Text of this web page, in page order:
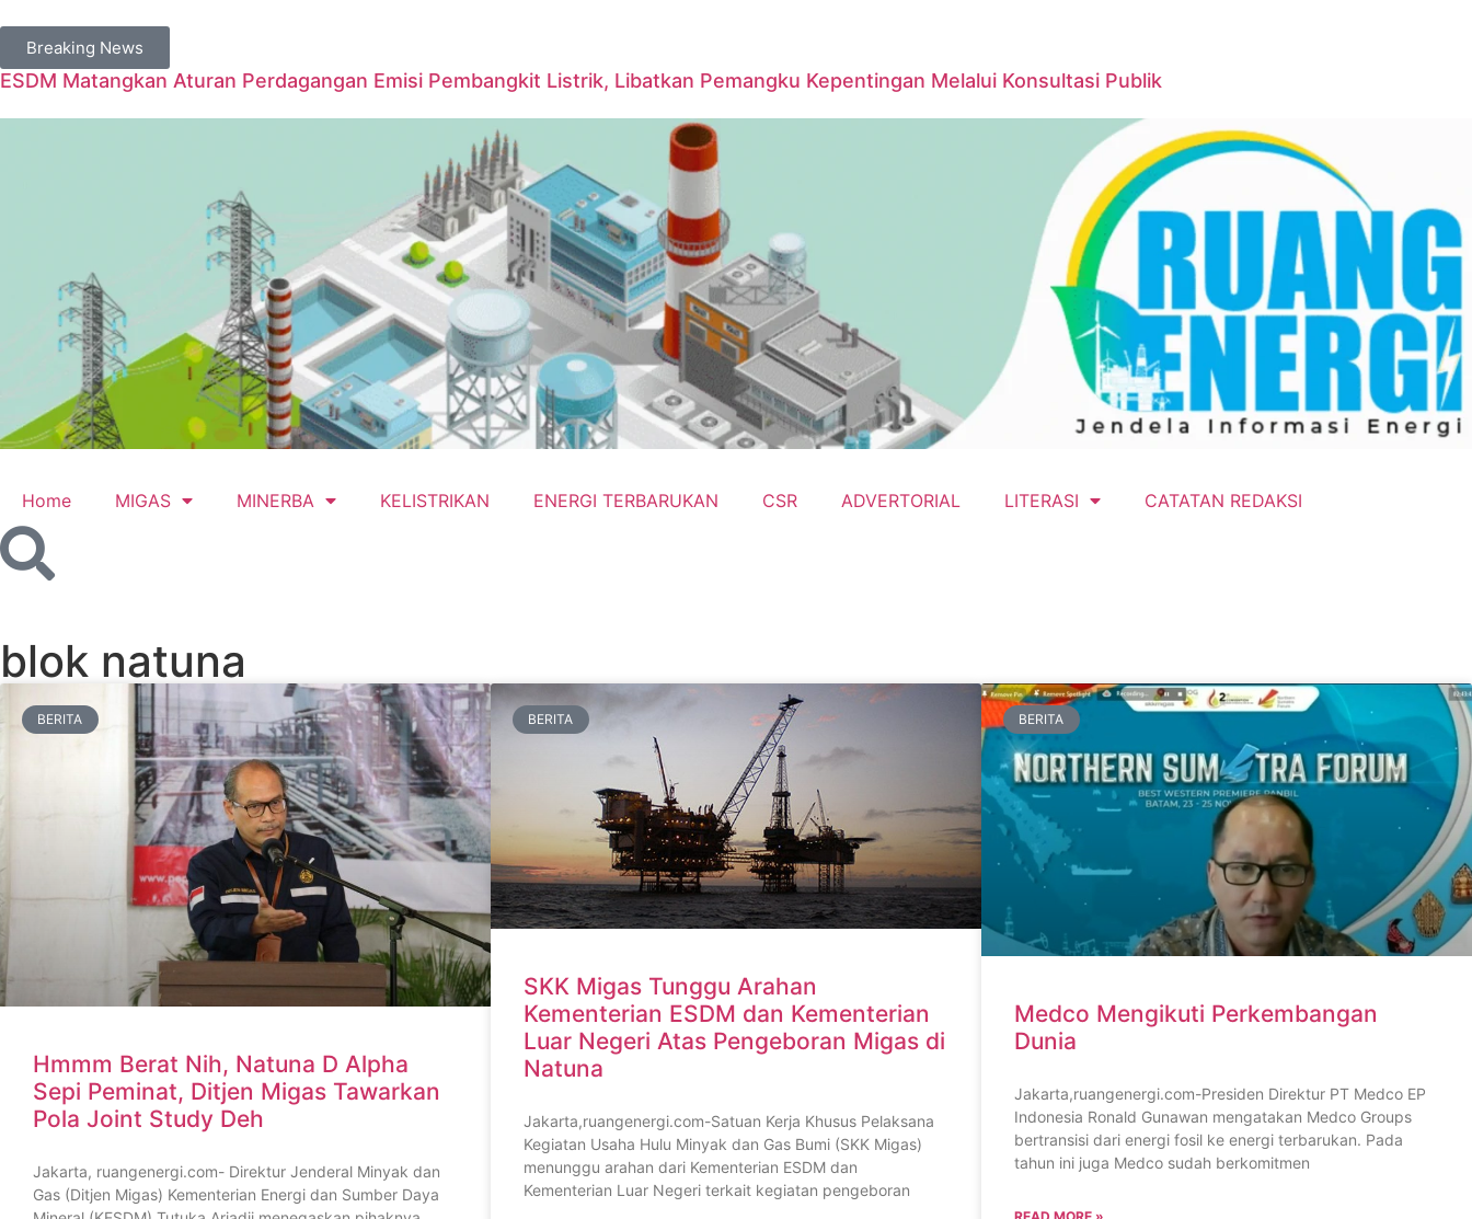
Breaking News
ESDM Matangkan Aturan Perdagangan Emisi Pembangkit Listrik, Libatkan Pemangku Kepentingan Melalui Konsultasi Publik
Home MIGAS MINERBA KELISTRIKAN ENERGI TERBARUKAN CSR ADVERTORIAL LITERASI CATATAN REDAKSI
blok natuna
BERITA
Hmmm Berat Nih, Natuna D Alpha
Sepi Peminat, Ditjen Migas Tawarkan
Pola Joint Study Deh
Jakarta, ruangenergi.com- Direktur Jenderal Minyak dan
Gas (Ditjen Migas) Kementerian Energi dan Sumber Daya
BERITA
SKK Migas Tunggu Arahan
Kementerian ESDM dan Kementerian
Luar Negeri Atas Pengeboran Migas di
Natuna
Jakarta,ruangenergi.com-Satuan Kerja Khusus Pelaksana
Kegiatan Usaha Hulu Minyak dan Gas Bumi (SKK Migas)
menunggu arahan dari Kementerian ESDM dan
Kementerian Luar Negeri terkait kegiatan pengeboran
BERITA
Medco Mengikuti Perkembangan
Dunia
Jakarta,ruangenergi.com-Presiden Direktur PT Medco EP
Indonesia Ronald Gunawan mengatakan Medco Groups
bertransisi dari energi fosil ke energi terbarukan. Pada
tahun ini juga Medco sudah berkomitmen